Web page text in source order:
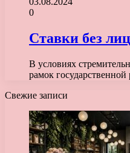
0
Ставки без
В условиях
рамок
Свежие записи